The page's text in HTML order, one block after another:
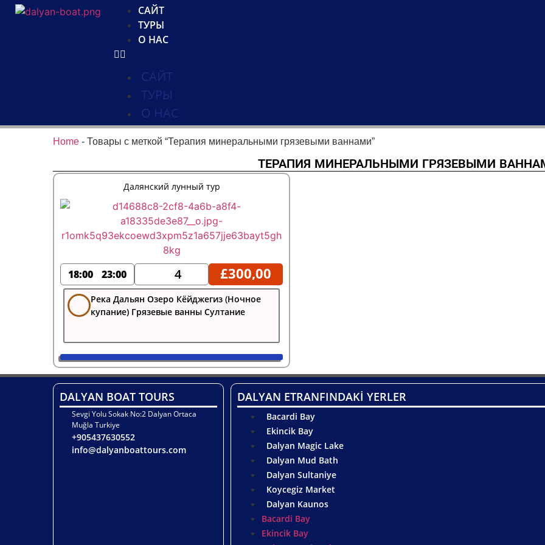
САЙТ
ТУРЫ
О НАС
САЙТ
ТУРЫ
О НАС
Home - Товары с меткой “Терапия минеральными грязевыми ваннами”
ТЕРАПИЯ МИНЕРАЛЬНЫМИ ГРЯЗЕВЫМИ
Далянский лунный тур
18:00 23:00 4 £300,00
Река Дальян Озеро Кёйджегиз (Ночное
купание) Грязевые ванны Султание
DALYAN BOAT TOURS
Sevgi Yolu Sokak No:2 Dalyan Ortaca
Muğla Turkiye
+905437630552
info@dalyanboattours.com
DALYAN ETRANFINDAKİ YERLER
Bacardi Bay
Ekincik Bay
Dalyan Magic Lake
Dalyan Mud Bath
Dalyan Sultaniye
Koycegiz Market
Dalyan Kaunos
Bacardi Bay
Ekincik Bay